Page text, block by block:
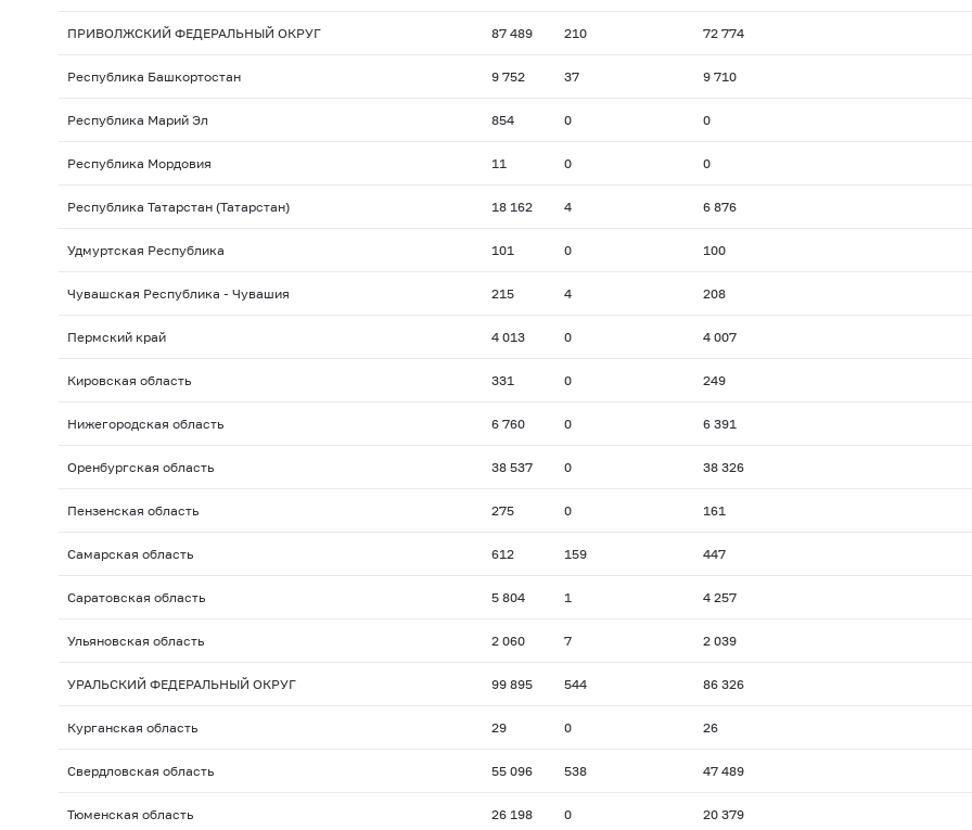
ПРИВОЛЖСКИЙ ФЕДЕРАЛЬНЫЙ ОКРУГ 87 489 210 72 774
Республика Башкортостан 9 752 37 9 710
Республика Марий Эл 854 0 0
Республика Мордовия 11 0 0
Республика Татарстан (Татарстан) 18 162 4 6 876
Удмуртская Республика 101 0 100
Чувашская Республика - Чувашия 215 4 208
Пермский край 4 013 0 4 007
Кировская область 331 0 249
Нижегородская область 6 760 0 6 391
Оренбургская область 38 537 0 38 326
Пензенская область 275 0 161
Самарская область 612 159 447
Саратовская область 5 804 1 4 257
Ульяновская область 2 060 7 2 039
УРАЛЬСКИЙ ФЕДЕРАЛЬНЫЙ ОКРУГ 99 895 544 86 326
Курганская область 29 0 26
Свердловская область 55 096 538 47 489
Тюменская область 26 198 0 20 379